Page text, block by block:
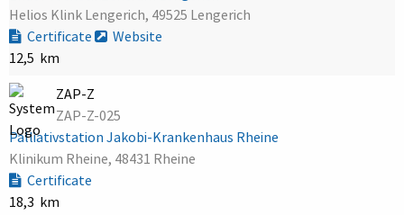
Helios Klink Lengerich, 49525 Lengerich
Certificate
Website
12,5 km
ZAP-Z
ZAP-Z-025
Palliativstation Jakobi-Krankenhaus Rheine
Klinikum Rheine, 48431 Rheine
Certificate
18,3 km